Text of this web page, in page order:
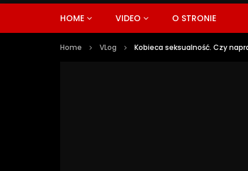
HOME VIDEO O STRONIE
Home VLog Kobieca seksualność. Czy